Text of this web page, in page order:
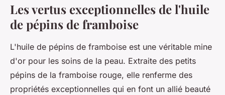
Les vertus exceptionnelles de l'huile
de pépins de framboise
L'huile de pépins de framboise est une véritable mine
d'or pour les soins de la peau. Extraite des petits
pépins de la framboise rouge, elle renferme des
propriétés exceptionnelles qui en font un allié beauté